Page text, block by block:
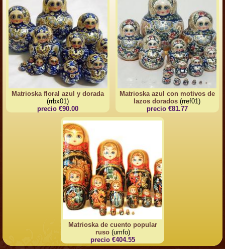
Matrioska floral azul y dorada
(rrbx01)
precio €90.00
Matrioska azul con motivos de
lazos dorados (rref01)
precio €81.77
Matrioska de cuento popular
ruso(umfo)
precio €404.55